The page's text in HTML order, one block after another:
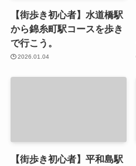
【街歩き初心者】水道橋駅
から錦糸町駅コースを歩き
で行こう。
2026.01.04
【街歩き初心者】平和島駅